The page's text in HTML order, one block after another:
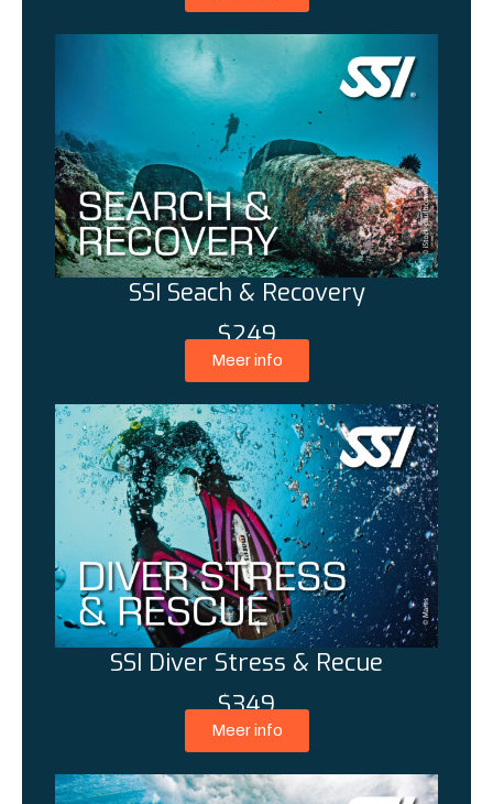
SSI Seach & Recovery
$249
Meer info
SSI Diver Stress & Recue
$349
Meer info